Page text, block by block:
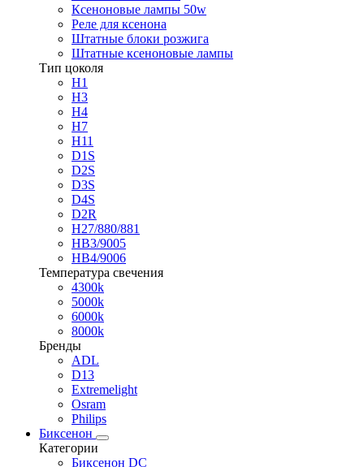
Ксеноновые лампы 50w
Реле для ксенона
Штатные блоки розжига
Штатные ксеноновые лампы
Тип цоколя
H1
H3
H4
H7
H11
D1S
D2S
D3S
D4S
D2R
H27/880/881
HB3/9005
HB4/9006
Температура свечения
4300k
5000k
6000k
8000k
Бренды
ADL
D13
Extremelight
Osram
Philips
Биксенон
Категории
Биксенон DC